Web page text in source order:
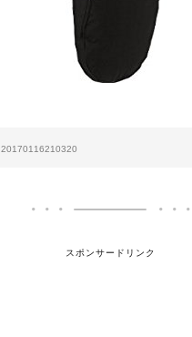
20170116210320
スポンサードリンク